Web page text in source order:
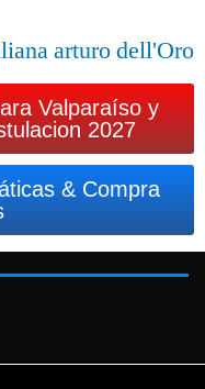
Valparaíso y
2027
& Compra